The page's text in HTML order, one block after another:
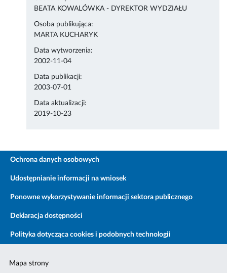
BEATA KOWALÓWKA - DYREKTOR WYDZIAŁU
Osoba publikująca:
MARTA KUCHARYK
Data wytworzenia:
2002-11-04
Data publikacji:
2003-07-01
Data aktualizacji:
2019-10-23
Ochrona danych osobowych
Udostępnianie informacji na wniosek
Ponowne wykorzystywanie informacji sektora publicznego
Deklaracja dostępności
Polityka dotycząca cookies i podobnych technologii
Mapa strony